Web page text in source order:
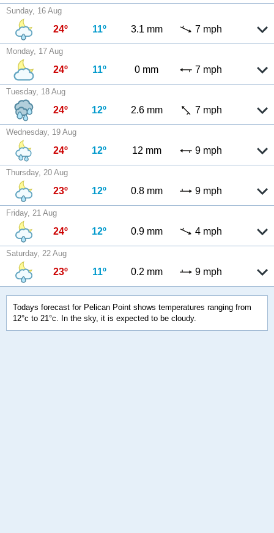
Sunday, 16 Aug
24º 11º 3.1 mm 7 mph
Monday, 17 Aug
24º 11º 0 mm 7 mph
Tuesday, 18 Aug
24º 12º 2.6 mm 7 mph
Wednesday, 19 Aug
24º 12º 12 mm 9 mph
Thursday, 20 Aug
23º 12º 0.8 mm 9 mph
Friday, 21 Aug
24º 12º 0.9 mm 4 mph
Saturday, 22 Aug
23º 11º 0.2 mm 9 mph
Todays forecast for Pelican Point shows temperatures ranging from
12°c to 21°c. In the sky, it is expected to be cloudy.